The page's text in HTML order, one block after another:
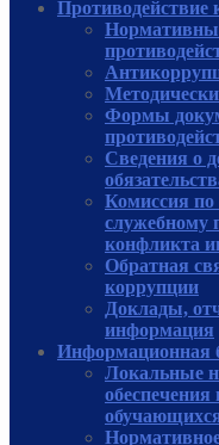
Противодействие
Формы
Сведения о
Комиссия по
служебному
конфликта
Обратная
коррупции
Доклады,
информация
Информационная
Локальные